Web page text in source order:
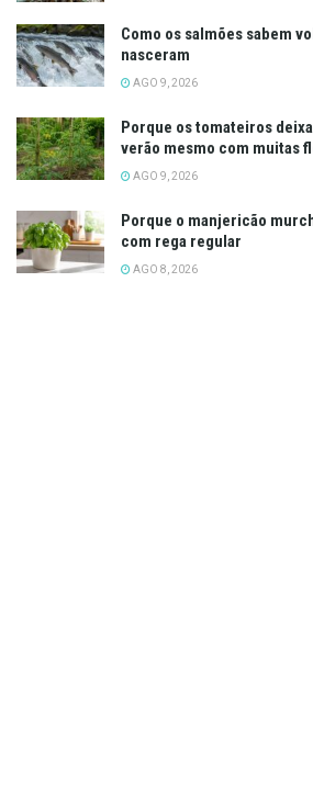
Como os salmões sabem
nasceram
AGO 9, 2026
Porque os tomateiros
verão mesmo com muitas
AGO 9, 2026
Porque o manjericão
com rega regular
AGO 8, 2026